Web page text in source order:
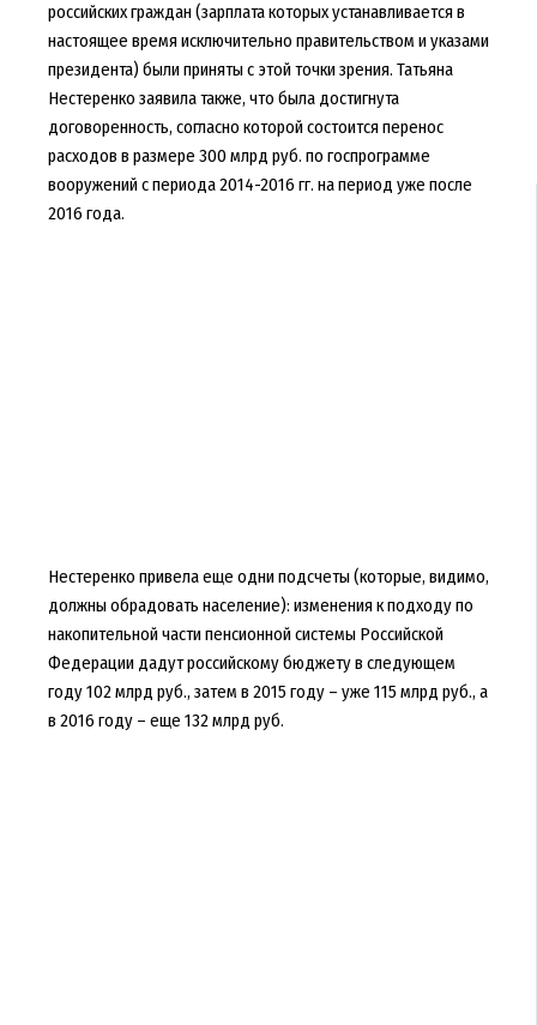
российских граждан (зарплата которых устанавливается в
настоящее время исключительно правительством и указами
президента) были приняты с этой точки зрения. Татьяна
Нестеренко заявила также, что была достигнута
договоренность, согласно которой состоится перенос
расходов в размере 300 млрд руб. по госпрограмме
вооружений с периода 2014-2016 гг. на период уже после
2016 года.
Нестеренко привела еще одни подсчеты (которые, видимо,
должны обрадовать население): изменения к подходу по
накопительной части пенсионной системы Российской
Федерации дадут российскому бюджету в следующем
году 102 млрд руб., затем в 2015 году – уже 115 млрд руб., а
в 2016 году – еще 132 млрд руб.